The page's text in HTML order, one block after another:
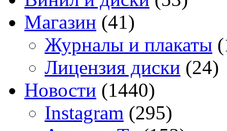
Магазин (41)
Журналы и плакаты
Лицензия диски (24)
Новости (1440)
Instagram (295)